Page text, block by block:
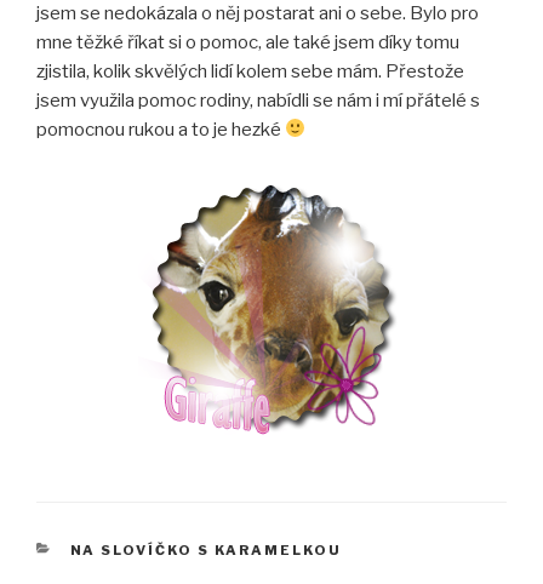
jsem se nedokázala o něj postarat ani o sebe. Bylo pro
mne těžké říkat si o pomoc, ale také jsem díky tomu
zjistila, kolik skvělých lidí kolem sebe mám. Přestože
jsem využila pomoc rodiny, nabídli se nám i mí přátelé s
pomocnou rukou a to je hezké
RUBRIKY
NA SLOVÍČKO S KARAMELKOU